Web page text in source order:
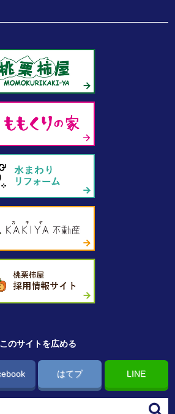
このサイトを広める
はてブ LINE